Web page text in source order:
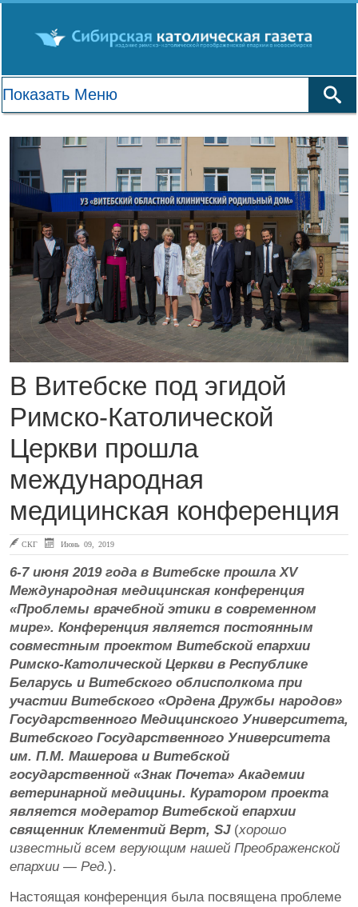
В Витебске под эгидой
Римско-Католической
Церкви прошла
международная
медицинская конференция
СКГ Июнь 09, 2019
6-7 июня 2019 года в Витебске прошла XV
Международная медицинская конференция
«Проблемы врачебной этики в современном
мире». Конференция является постоянным
совместным проектом Витебской епархии
Римско-Католической Церкви в Республике
Беларусь и Витебского облисполкома при
участии Витебского «Ордена Дружбы народов»
Государственного Медицинского Университета,
Витебского Государственного Университета
им. П.М. Машерова и Витебской
государственной «Знак Почета» Академии
ветеринарной медицины. Куратором проекта
является модератор Витебской епархии
священник Клементий Верт, SJ(хорошо
известный всем верующим нашей Преображенской
епархии — Ред.).
Настоящая конференция была посвящена проблеме